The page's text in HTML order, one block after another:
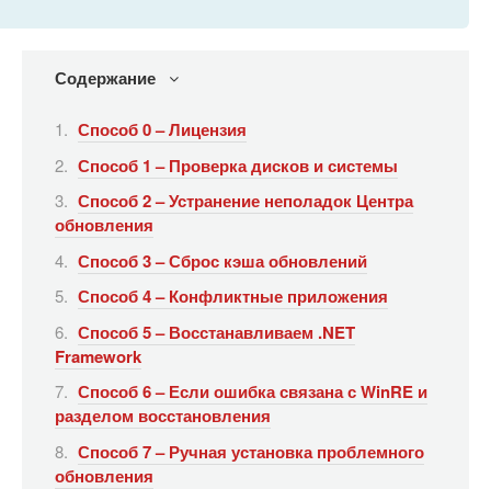
Содержание
Способ 0 – Лицензия
Способ 1 – Проверка дисков и системы
Способ 2 – Устранение неполадок Центра
обновления
Способ 3 – Сброс кэша обновлений
Способ 4 – Конфликтные приложения
Способ 5 – Восстанавливаем .NET
Framework
Способ 6 – Если ошибка связана с WinRE и
разделом восстановления
Способ 7 – Ручная установка проблемного
обновления